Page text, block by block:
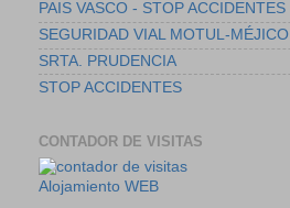
PAIS VASCO - STOP ACCIDENTES
SEGURIDAD VIAL MOTUL-MÉJICO
SRTA. PRUDENCIA
STOP ACCIDENTES
CONTADOR DE VISITAS
Alojamiento WEB